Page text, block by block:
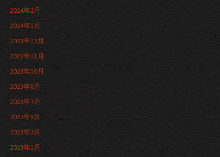
2024年2月
2024年1月
2023年12月
2023年11月
2023年10月
2023年8月
2023年7月
2023年5月
2023年3月
2023年1月